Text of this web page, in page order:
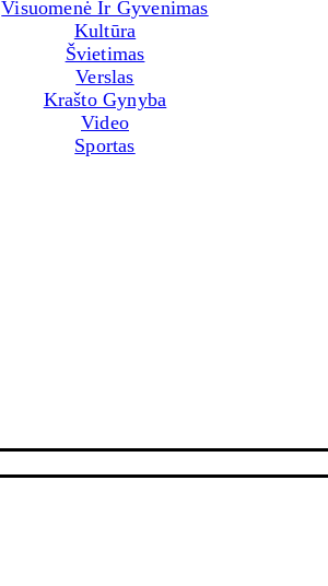
Visuomenė Ir Gyvenimas
Kultūra
Švietimas
Verslas
Krašto Gynyba
Video
Sportas